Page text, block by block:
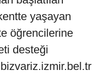
yaşayan
öğrencilerine
desteği